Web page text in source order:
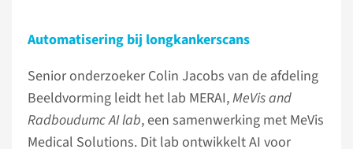
Automatisering bij longkankerscans
Senior onderzoeker Colin Jacobs van de afdeling
Beeldvorming leidt het lab MERAI,MeVis and
Radboudumc AI lab, een samenwerking met MeVis
Medical Solutions. Dit lab ontwikkelt AI voor